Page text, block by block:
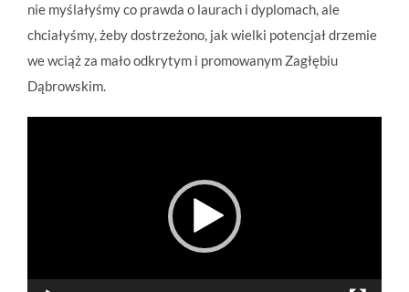
nie myślałyśmy co prawda o laurach i dyplomach, ale
chciałyśmy, żeby dostrzeżono, jak wielki potencjał drzemie
we wciąż za mało odkrytym i promowanym Zagłębiu
Dąbrowskim.